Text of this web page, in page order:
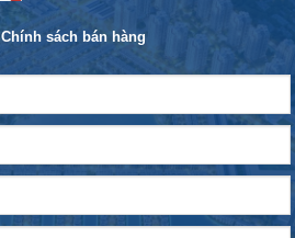
Chính sách bán hàng